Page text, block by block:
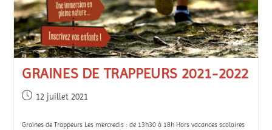
GRAINES DE TRAPPEURS 2021-2022
12 juillet 2021
Graines de Trappeurs Les mercredis : de 13h30 à 18h Hors vacances scolaires